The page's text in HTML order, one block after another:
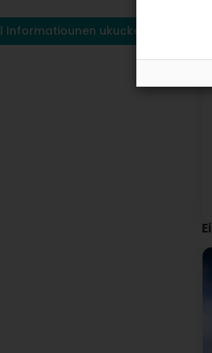
Informatiounen ukucken